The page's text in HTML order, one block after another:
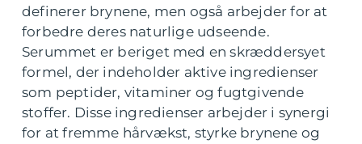
definerer brynene, men også arbejder for at
forbedre deres naturlige udseende.
Serummet er beriget med en skræddersyet
formel, der indeholder aktive ingredienser
som peptider, vitaminer og fugtgivende
stoffer. Disse ingredienser arbejder i synergi
for at fremme hårvækst, styrke brynene og